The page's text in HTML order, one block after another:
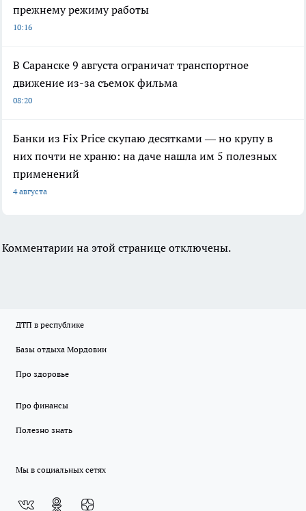
прежнему режиму работы
10:16
В Саранске 9 августа ограничат транспортное
движение из-за съемок фильма
08:20
Банки из Fix Price скупаю десятками — но крупу в
них почти не храню: на даче нашла им 5 полезных
применений
4 августа
Комментарии на этой странице отключены.
ДТП в республике
Базы отдыха Мордовии
Про здоровье
Про финансы
Полезно знать
Мы в социальных сетях